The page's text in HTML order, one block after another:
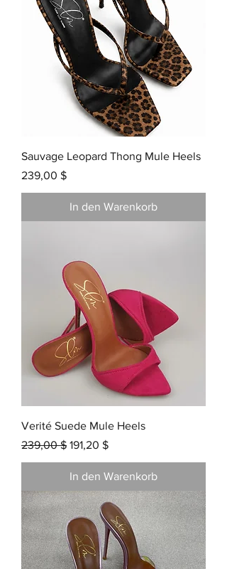
Sauvage Leopard Thong Mule Heels
Preis
239,00 $
In den Warenkorb
Verité Suede Mule Heels
Standardpreis
239,00 $ Sale-Preis
191,20 $
In den Warenkorb